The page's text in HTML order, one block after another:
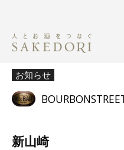
お知らせ
新山崎